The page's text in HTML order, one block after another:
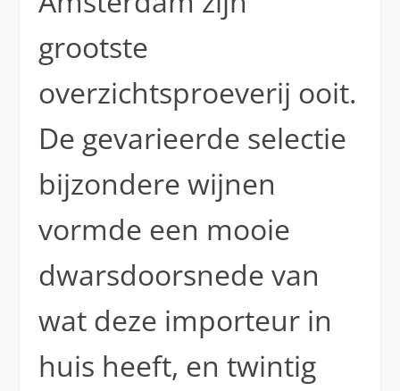
grootste
overzichtsproeverij ooit.
De gevarieerde selectie
bijzondere wijnen
vormde een mooie
dwarsdoorsnede van
wat deze importeur in
huis heeft, en twintig